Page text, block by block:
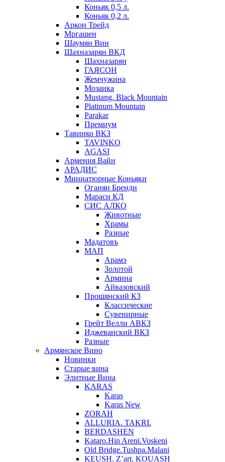
Коньяк 0,5 л.
Коньяк 0,2 л.
Аркон Трейд
Мргашен
Шаумян Вин
Шахназарян ВКД
Шахназарян
ГАЯСОН
Жемчужина
Мозаика
Mustang. Black Mountain
Platinum Mountain
Parakar
Премиум
Тавинко ВКЗ
TAVINKO
AGASI
Армения Вайн
АРАДИС
Миниатюрные Коньяки
Оганян Бренди
Мараси КД
СИС АЛКО
Животные
Храмы
Разные
Мадатовъ
МАП
Арамэ
Золотой
Армина
Айвазовский
Прошянский КЗ
Классические
Сувенирные
Грейт Велли АВКЗ
Иджеванский ВКЗ
Разные
Армянское Вино
Новинки
Старые вина
Элитные Вина
KARAS
Karas
Karas New
ZORAH
ALLURIA. TAKRI.
BERDASHEN
Kataro.Hin Areni.Voskeni
Old Bridge.Tushpa.Malani
KEUSH. Z’art. KOUASH